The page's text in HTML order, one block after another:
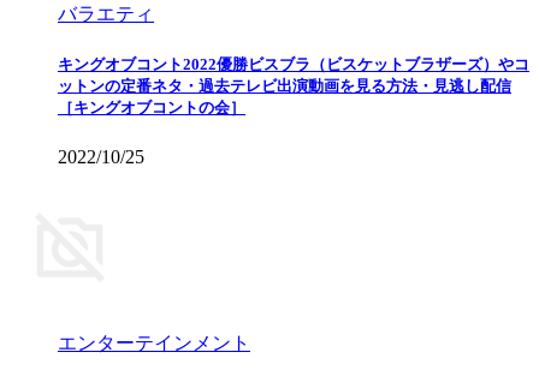
バラエティ
キングオブコント2022優勝ビスブラ（ビスケットブラザーズ）やコ
ットンの定番ネタ・過去テレビ出演動画を見る方法・見逃し配信
［キングオブコントの会］
2022/10/25
エンターテインメント